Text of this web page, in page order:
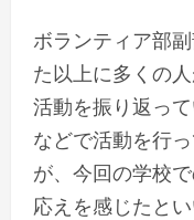
ボランティア部
た以上に多くの
活動を振り返っ
などで活動を行
が、今回の学校
応えを感じたとい